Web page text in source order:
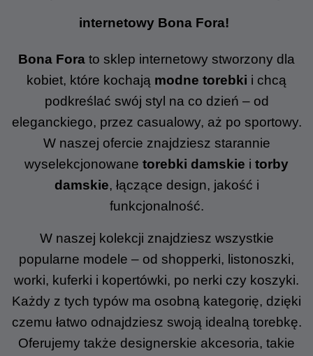
internetowy Bona Fora!
Bona Fora to sklep internetowy stworzony dla
kobiet, które kochają modne torebki i chcą
podkreślać swój styl na co dzień – od
eleganckiego, przez casualowy, aż po sportowy.
W naszej ofercie znajdziesz starannie
wyselekcjonowane torebki damskie i torby
damskie, łączące design, jakość i
funkcjonalność.
W naszej kolekcji znajdziesz wszystkie
popularne modele – od shopperki, listonoszki,
worki, kuferki i kopertówki, po nerki czy koszyki.
Każdy z tych typów ma osobną kategorię, dzięki
czemu łatwo odnajdziesz swoją idealną torebkę.
Oferujemy także designerskie akcesoria, takie